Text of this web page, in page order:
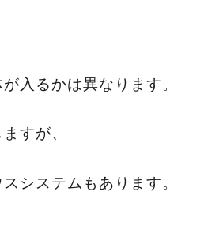
入るかは異なります。
すが、
システムもあります。